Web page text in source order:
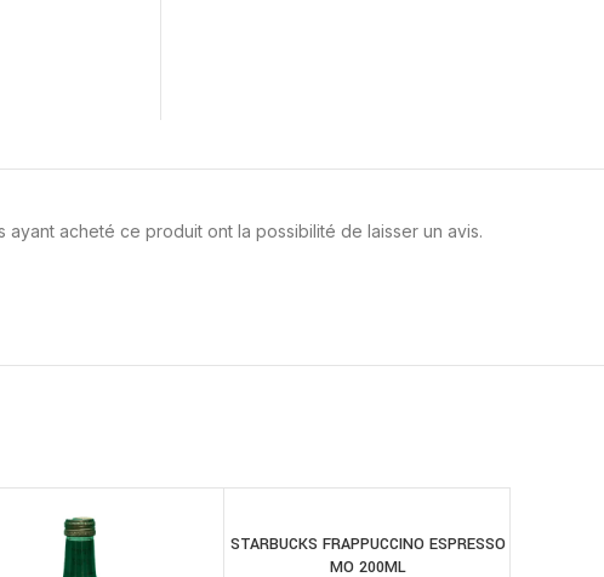
ayant acheté ce produit ont la possibilité de laisser un avis.
AJOUTER AU
PANIER
STARBUCKS FRAPPUCCINO ESPRESSO
MO 200ML